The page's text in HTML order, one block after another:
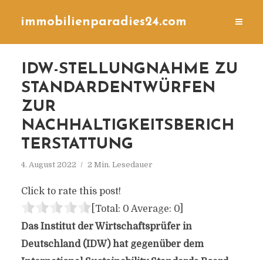
immobilienparadies24.com
IDW-STELLUNGNAHME ZU
STANDARDENTWÜRFEN
ZUR
NACHHALTIGKEITSBERICH
TERSTATTUNG
4. August 2022 2 Min. Lesedauer
Click to rate this post!
[Total: 0 Average: 0]
Das Institut der Wirtschaftsprüfer in
Deutschland (IDW) hat gegenüber dem